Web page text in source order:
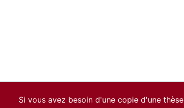
Si vous avez besoin d'une copie d'une